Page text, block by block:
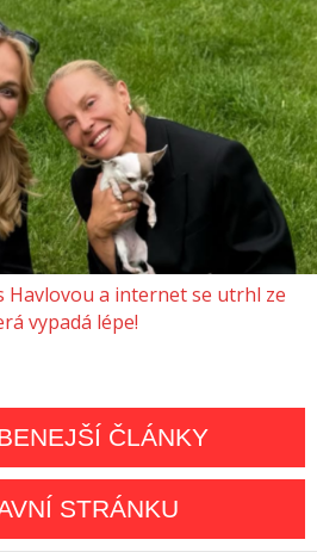
Havlovou a internet se utrhl ze
vypadá lépe!
ČLÁNKY
STRÁNKU